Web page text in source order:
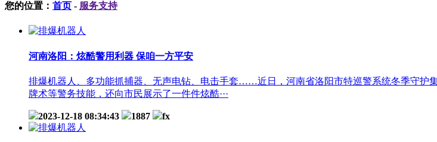
您的位置： 首页 - 服务支持
河南洛阳：炫酷警用利器 保咱一方平安
排爆机器人、多功能抓捕器、无声电钻、电击手套……近日，河南省洛阳市特巡警系统冬季守护
牌术等警务技能，还向市民展示了一件件炫酷···
2023-12-18 08:34:43 1887 fx